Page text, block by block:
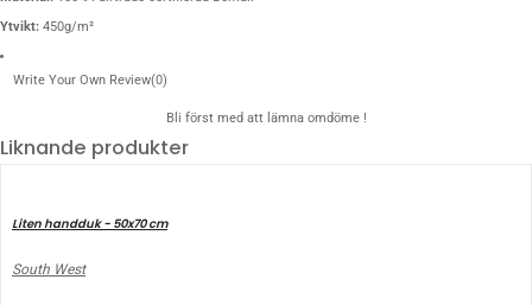
Ytvikt: 450g/m²
Write Your Own Review(0)
Bli först med att lämna omdöme !
Liknande produkter
Liten handduk - 50x70 cm
South West